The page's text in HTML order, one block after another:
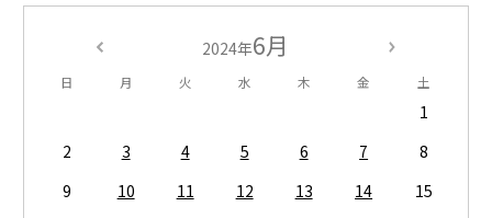
2024年6月
日 月 火 水 木 金 土
1
2
3 4 5 6 7
8
9
10 11 12 13 14
15